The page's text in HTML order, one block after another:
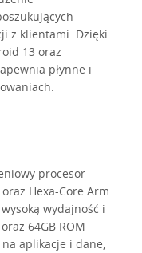
z klientami. Dzięki
13 oraz
płynne i
procesor
Hexa-Core Arm
wydajność i
64GB ROM
aplikacje i dane,